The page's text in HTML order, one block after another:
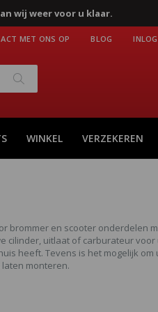
wij weer voor u klaar.
MET ONS OP BLOG
WINKEL VERZEKEREN
brommer en scooter onderdelen
uitlaat of carburateur voor
heeft. Tevens is het mogelijk
monteren.